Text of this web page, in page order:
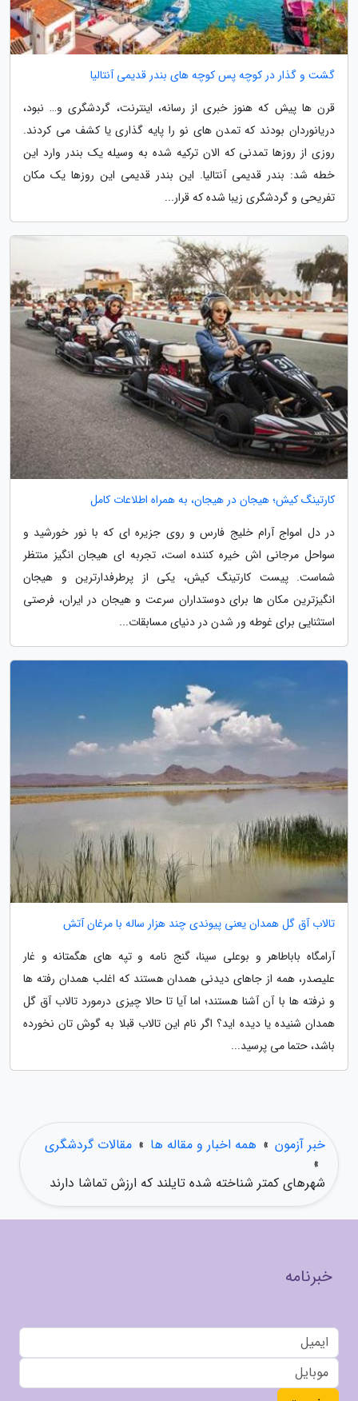
گشت و گذار در کوچه پس کوچه های بندر قدیمی آنتالیا
قرن ها پیش که هنوز خبری از رسانه، اینترنت، گردشگری و… نبود،
دریانوردان بودند که تمدن های نو را پایه گذاری یا کشف می کردند.
روزی از روزها تمدنی که الان ترکیه شده به وسیله یک بندر وارد این
خطه شد: بندر قدیمی آنتالیا. این بندر قدیمی این روزها یک مکان
تفریحی و گردشگری زیبا شده که قرار...
کارتینگ کیش؛ هیجان در هیجان، به همراه اطلاعات کامل
در دل امواج آرام خلیج فارس و روی جزیره ای که با نور خورشید و
سواحل مرجانی اش خیره کننده است، تجربه ای هیجان انگیز منتظر
شماست. پیست کارتینگ کیش، یکی از پرطرفدارترین و هیجان
انگیزترین مکان ها برای دوستداران سرعت و هیجان در ایران، فرصتی
استثنایی برای غوطه ور شدن در دنیای مسابقات...
تالاب آق گل همدان یعنی پیوندی چند هزار ساله با مرغان آتش
آرامگاه باباطاهر و بوعلی سینا، گنج نامه و تپه های هگمتانه و غار
علیصدر، همه از جاهای دیدنی همدان هستند که اغلب همدان رفته ها
و نرفته ها با آن آشنا هستند؛ اما آیا تا حالا چیزی درمورد تالاب آق گل
همدان شنیده یا دیده اید؟ اگر نام این تالاب قبلا به گوش تان نخورده
باشد، حتما می پرسید...
خبر آزمون » همه اخبار و مقاله ها » مقالات گردشگری
»
شهرهای کمتر شناخته شده تایلند که ارزش تماشا دارند
خبرنامه